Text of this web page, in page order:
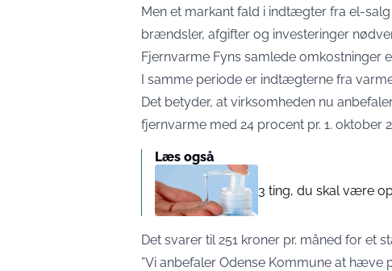
Men et markant fald i indtægter fra el-
brændsler, afgifter og investeringer
Fjernvarme Fyns samlede omkostninger
I samme periode er indtægterne fra
Det betyder, at virksomheden nu
fjernvarme med 24 procent pr. 1. oktober
Læs også
3 ting, du skal være
Det svarer til 251 kroner pr. måned for et
”Vi anbefaler Odense Kommune at hæve